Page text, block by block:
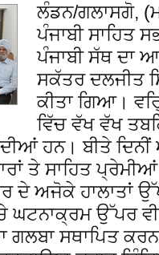
ਲੰਡਨ/ਗਲਾਸਗੋ,
ਪੰਜਾਬੀ ਸਾਹਿਤ
ਪੰਜਾਬੀ ਸੱਥ ਦਾ
ਸਕੱਤਰ ਦਲਜੀਤ
ਕੀਤਾ ਗਿਆ।
ਵਿੱਚ ਵੱਖ ਵੱਖ
ਹਨ। ਬੀਤੇ
ਤੇ ਸਾਹਿਤ
ਦੇ ਅਜੋਕੇ ਹਾਲਾਤਾਂ
ਘਟਨਾਕ੍ਰਮ ਉੱਪਰ ਵੀ
ਗਲਬਾ ਸਥਾਪਿਤ